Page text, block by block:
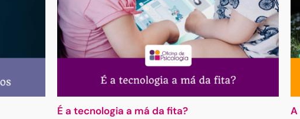
É a tecnologia a má da fita? A